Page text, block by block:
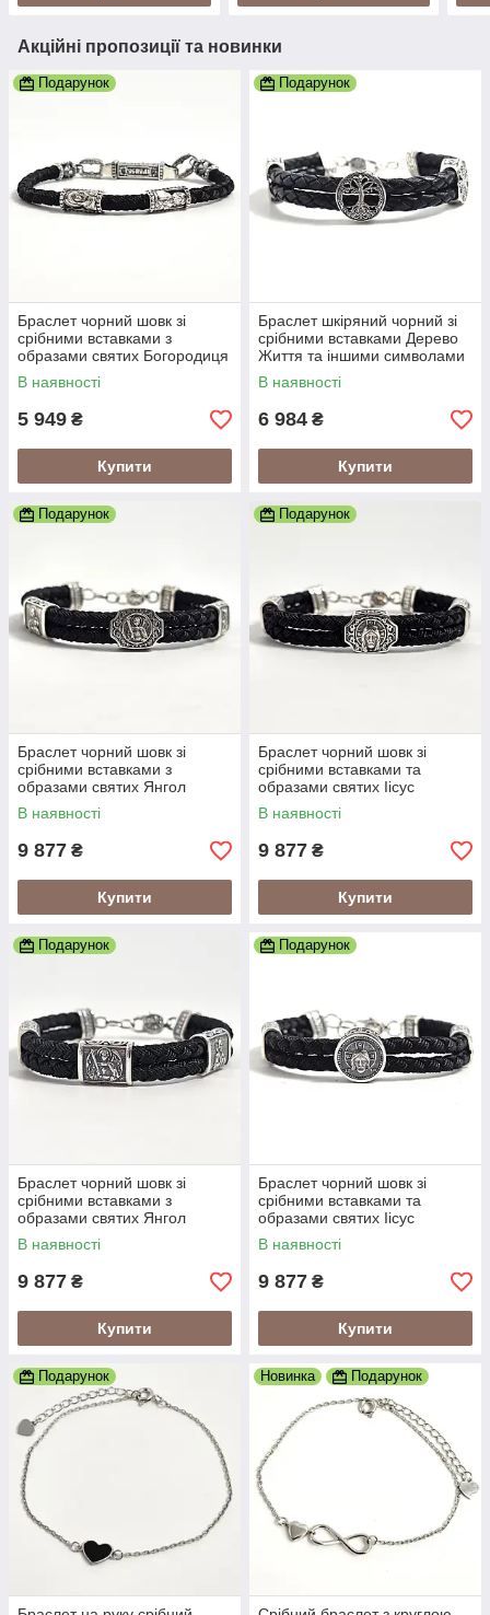
Акційні пропозиції та новинки
Подарунок
Браслет чорний шовк зі
срібними вставками з
образами святих Богородиця
та Спаситель
В наявності
5 949 ₴
Купити
Подарунок
Браслет шкіряний чорний зі
срібними вставками Дерево
Життя та іншими символами
В наявності
6 984 ₴
Купити
Подарунок
Браслет чорний шовк зі
срібними вставками з
образами святих Янгол
Охоронець
В наявності
9 877 ₴
Купити
Подарунок
Браслет чорний шовк зі
срібними вставками та
образами святих Іісус
Христос
В наявності
9 877 ₴
Купити
Подарунок
Браслет чорний шовк зі
срібними вставками з
образами святих Янгол
Охоронець
В наявності
9 877 ₴
Купити
Подарунок
Браслет чорний шовк зі
срібними вставками та
образами святих Іісус
Христос
В наявності
9 877 ₴
Купити
Подарунок Новинка Подарунок